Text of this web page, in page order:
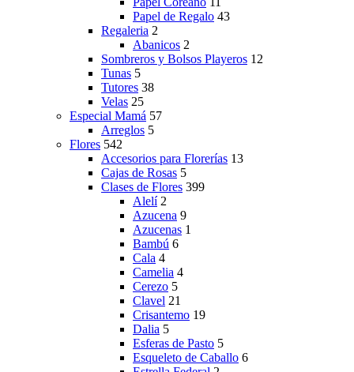
Papel de Regalo 43
Regaleria 2
Abanicos 2
Sombreros y Bolsos Playeros 12
Tunas 5
Tutores 38
Velas 25
Especial Mamá 57
Arreglos 5
Flores 542
Accesorios para Florerías 13
Cajas de Rosas 5
Clases de Flores 399
Alelí 2
Azucena 9
Azucenas 1
Bambú 6
Cala 4
Camelia 4
Cerezo 5
Clavel 21
Crisantemo 19
Dalia 5
Esferas de Pasto 5
Esqueleto de Caballo 6